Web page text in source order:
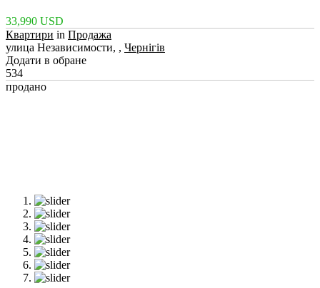
33,990 USD
Квартири in Продажа
улица Независимости, , Чернігів
Додати в обране
534
продано